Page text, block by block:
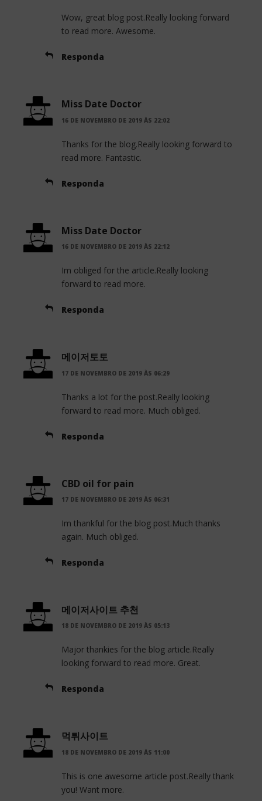
Wow, great blog post.Really looking forward
to read more. Awesome.
Responda
Miss Date Doctor
16 DE NOVEMBRO DE 2019 ÀS 22:02
Thanks for the blog.Really looking forward to
read more. Fantastic.
Responda
Miss Date Doctor
16 DE NOVEMBRO DE 2019 ÀS 22:12
Im obliged for the article.Really looking
forward to read more.
Responda
메이저토토
17 DE NOVEMBRO DE 2019 ÀS 06:29
Thanks a lot for the post.Really looking
forward to read more. Much obliged.
Responda
CBD oil for pain
17 DE NOVEMBRO DE 2019 ÀS 06:31
Im thankful for the blog post.Much thanks
again. Much obliged.
Responda
메이저사이트 추천
18 DE NOVEMBRO DE 2019 ÀS 05:13
Major thankies for the blog article.Really
looking forward to read more. Great.
Responda
먹튀사이트
18 DE NOVEMBRO DE 2019 ÀS 11:00
This is one awesome article post.Really thank
you! Want more.